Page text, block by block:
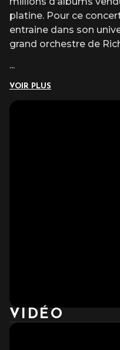
platine. Pour ce
entraine dans son
grand orchestre de
...
VOIR PLUS
VIDÉO